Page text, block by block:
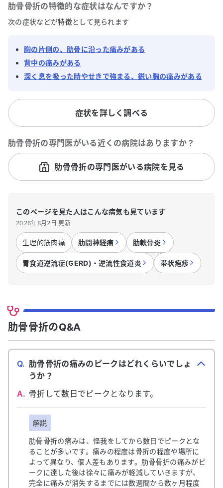
肋骨骨折の特徴的な症状はなんですか？
次の症状などが特徴として見られます
胸の片側の、肋骨に沿った痛みがある
背中の痛みがある
深く息を吸った時やせきで強まる、鋭い胸の痛みがある
症状を詳しく調べる
肋骨骨折の専門医がいる近くの病院はありますか？
肋骨骨折の専門医がいる病院を見る
このページを見た人はこんな病気も見ています
2026年8月2日 更新
生理的筋肉痛 肋間神経痛 肋軟骨炎
胃食道逆流症(GERD)・逆流性食道炎 帯状疱疹
肋骨骨折のQ&A
Q. 肋骨骨折の痛みのピークはどれくらいでしょ
うか？
A. 骨折して数日でピークとなります。
解説
肋骨骨折の痛みは、怪我をしてから数日でピークとな
ることが多いです。痛みの程度は骨折の程度や場所に
よって異なり、個人差もあります。肋骨骨折の痛みがピ
ークに達した後は徐々に痛みが軽減していきますが、
完全に痛みが消失するまでには数週間から数ヶ月程度